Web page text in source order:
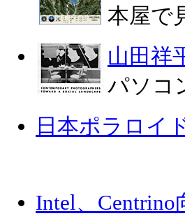
本屋で
山田祥
パソコ
日本ポラロイ
Intel、Centrino